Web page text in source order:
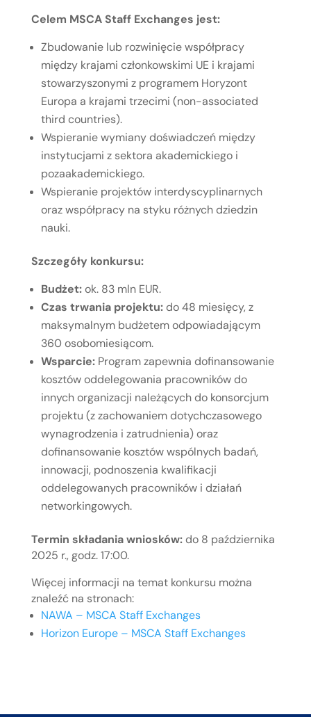
Celem MSCA Staff Exchanges jest:
Zbudowanie lub rozwinięcie współpracy
między krajami członkowskimi UE i krajami
stowarzyszonymi z programem Horyzont
Europa a krajami trzecimi (non-associated
third countries).
Wspieranie wymiany doświadczeń między
instytucjami z sektora akademickiego i
pozaakademickiego.
Wspieranie projektów interdyscyplinarnych
oraz współpracy na styku różnych dziedzin
nauki.
Szczegóły konkursu:
Budżet:ok. 83 mln EUR.
Czas trwania projektu:do 48 miesięcy, z
maksymalnym budżetem odpowiadającym
360 osobomiesiącom.
Wsparcie:Program zapewnia dofinansowanie
kosztów oddelegowania pracowników do
innych organizacji należących do konsorcjum
projektu (z zachowaniem dotychczasowego
wynagrodzenia i zatrudnienia) oraz
dofinansowanie kosztów wspólnych badań,
innowacji, podnoszenia kwalifikacji
oddelegowanych pracowników i działań
networkingowych.
Termin składania wniosków:do 8 października
2025 r., godz. 17:00.
Więcej informacji na temat konkursu można
znaleźć na stronach:
NAWA – MSCA Staff Exchanges
Horizon Europe – MSCA Staff Exchanges